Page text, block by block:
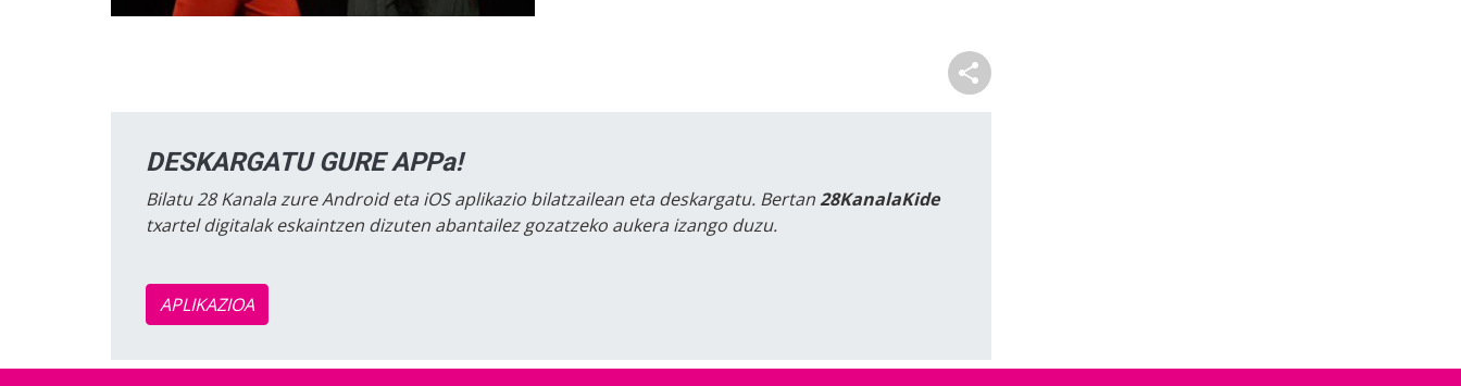
DESKARGATU GURE APPa!
Bilatu 28 Kanala zure Android eta iOS aplikazio bilatzailean eta deskargatu. Bertan28KanalaKide
txartel digitalak eskaintzen dizuten abantailez gozatzeko aukera izango duzu.
APLIKAZIOA